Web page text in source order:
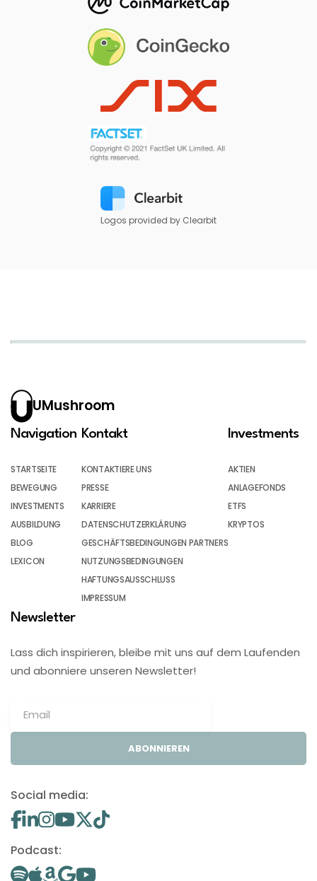
Logos provided by Clearbit
UMushroom
Navigation
STARTSEITE
BEWEGUNG
INVESTMENTS
AUSBILDUNG
BLOG
LEXICON
Kontakt
KONTAKTIERE UNS
PRESSE
KARRIERE
DATENSCHUTZERKLÄRUNG
GESCHÄFTSBEDINGUNGEN PARTNERS
NUTZUNGSBEDINGUNGEN
HAFTUNGSAUSSCHLUSS
IMPRESSUM
Investments
AKTIEN
ANLAGEFONDS
ETFS
KRYPTOS
Newsletter
Lass dich inspirieren, bleibe mit uns auf dem Laufenden
und abonniere unseren Newsletter!
ABONNIEREN
Social media:
Podcast: